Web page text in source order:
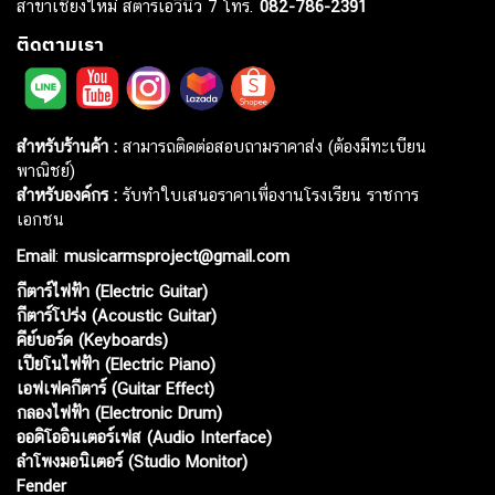
สาขาเชียงใหม่ สตาร์เอวีนิว 7 โทร. 082-786-2391
ติดตามเรา
สำหรับร้านค้า : สามารถติดต่อสอบถามราคาส่ง (ต้องมีทะเบียน
พาณิชย์)
สำหรับองค์กร : รับทำใบเสนอราคาเพื่องานโรงเรียน ราชการ
เอกชน
Email: musicarmsproject@gmail.com
กีตาร์ไฟฟ้า (Electric Guitar)
กีตาร์โปร่ง (Acoustic Guitar)
คีย์บอร์ด (Keyboards)
เปียโนไฟฟ้า (Electric Piano)
เอฟเฟคกีตาร์ (Guitar Effect)
กลองไฟฟ้า (Electronic Drum)
ออดิโออินเตอร์เฟส (Audio Interface)
ลำโพงมอนิเตอร์ (Studio Monitor)
Fender